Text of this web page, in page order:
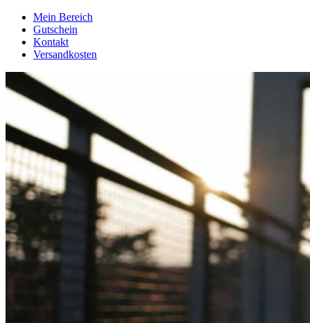
Mein Bereich
Gutschein
Kontakt
Versandkosten